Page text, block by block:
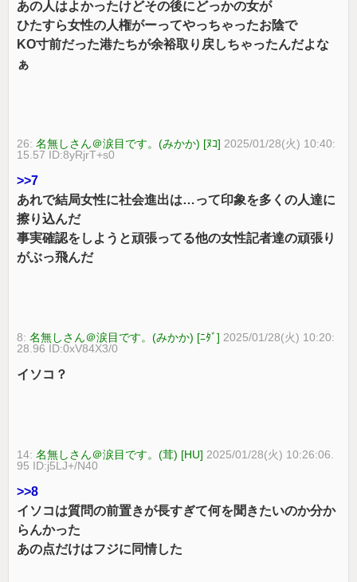
あの人はよかったけどその後にどっかの女が
ひたすら女性の人権がーってやっちゃったお陰で
KO寸前だった港たちが余裕取り戻しちゃったんだよな
ぁ
26:名無しさん＠涙目です。(みかか) [ﾇｺ] 2025/01/28(火) 10:40:
15.57 ID:8yRjrT+s0
>>7
あれで結局女性に社会進出は…って印象を多くの人達に
擦り込んだ
事実確認をしようと頑張ってる他の女性記者達の頑張り
がぶっ飛んだ
8:名無しさん＠涙目です。(みかか) [ﾆﾀﾞ] 2025/01/28(火) 10:20:
28.96 ID:0xV84X3/0
イソコ？
14:名無しさん＠涙目です。(茸) [HU] 2025/01/28(火) 10:26:06.
95 ID:j5LJ+/N40
>>8
イソコは質問の前置きが長すぎて何を聞きたいのか分か
らんかった
あの点だけはフジに同情した